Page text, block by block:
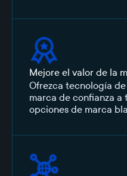
Mejore el valor de la
Ofrezca tecnología
marca de confianza a
opciones de marca